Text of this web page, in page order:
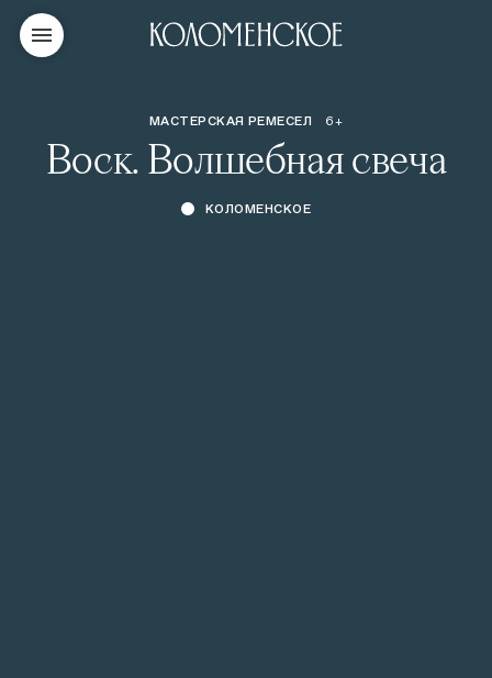
МАСТЕРСКАЯ РЕМЕСЕЛ 6+
Воск. Волшебная свеча
КОЛОМЕНСКОЕ